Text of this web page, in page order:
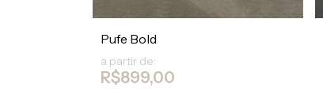
Pufe Bold
a partir de:
R$899,00